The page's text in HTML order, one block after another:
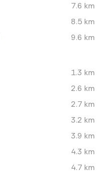
7.6 km
8.5 km
9.6 km
1.3 km
2.6 km
2.7 km
3.2 km
3.9 km
4.3 km
4.7 km